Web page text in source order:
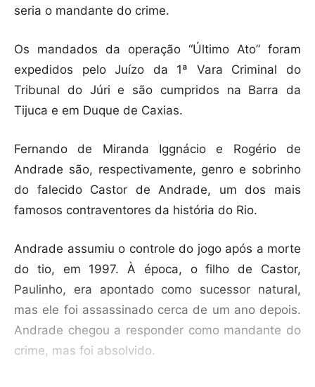
seria o mandante do crime.
Os mandados da operação “Último Ato” foram
expedidos pelo Juízo da 1ª Vara Criminal do
Tribunal do Júri e são cumpridos na Barra da
Tijuca e em Duque de Caxias.
Fernando de Miranda Iggnácio e Rogério de
Andrade são, respectivamente, genro e sobrinho
do falecido Castor de Andrade, um dos mais
famosos contraventores da história do Rio.
Andrade assumiu o controle do jogo após a morte
do tio, em 1997. À época, o filho de Castor,
Paulinho, era apontado como sucessor natural,
mas ele foi assassinado cerca de um ano depois.
Andrade chegou a responder como mandante do
crime, mas foi absolvido.